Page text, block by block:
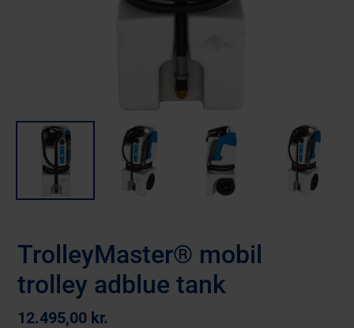
TrolleyMaster® mobil
trolley adblue tank
Normalpris
12.495,00 kr.